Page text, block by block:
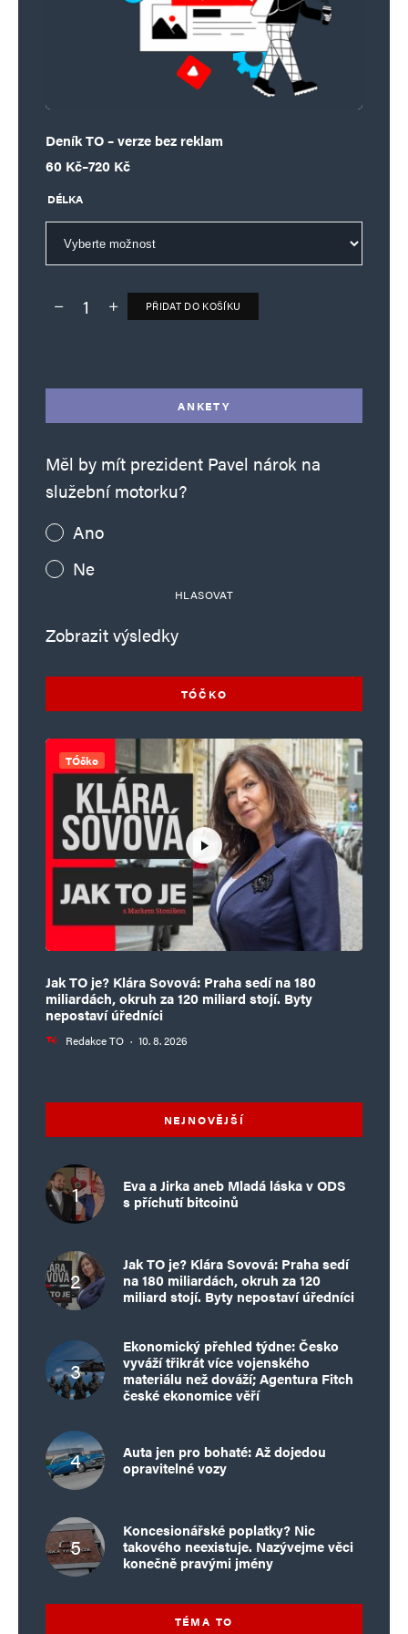
Deník TO – verze bez reklam
60 Kč–720 Kč
Rozpětí cen: 60 Kč až 720 Kč
DÉLKA
Deník TO – verze bez reklam množství
PŘIDAT DO KOŠÍKU
ANKETY
Měl by mít prezident Pavel nárok na
služební motorku?
Ano
Ne
HLASOVAT
Zobrazit výsledky
TÓČKO
TÓčko
Jak TO je? Klára Sovová: Praha sedí na 180
miliardách, okruh za 120 miliard stojí. Byty
nepostaví úředníci
Redakce TO · 10. 8. 2026
NEJNOVĚJŠÍ
Eva a Jirka aneb Mladá láska v ODS
s příchutí bitcoinů
Jak TO je? Klára Sovová: Praha sedí
na 180 miliardách, okruh za 120
miliard stojí. Byty nepostaví úředníci
Ekonomický přehled týdne: Česko
vyváží třikrát více vojenského
materiálu než dováží; Agentura Fitch
české ekonomice věří
Auta jen pro bohaté: Až dojedou
opravitelné vozy
Koncesionářské poplatky? Nic
takového neexistuje. Nazývejme věci
konečně pravými jmény
TÉMA TO